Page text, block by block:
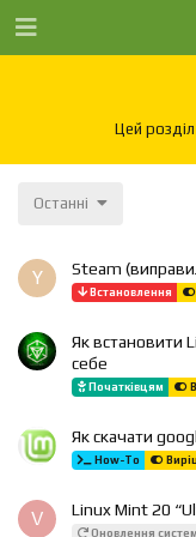
Цей
Останні
Y Steam
Встановлення
Як встановити
себе
Початківцям
Як скачати
How-To
V Linux Mint 20
Оновлення